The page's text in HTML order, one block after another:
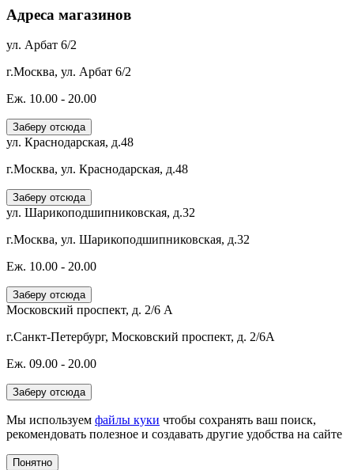
Адреса магазинов
ул. Арбат 6/2
г.Москва, ул. Арбат 6/2
Еж. 10.00 - 20.00
Заберу отсюда
ул. Краснодарская, д.48
г.Москва, ул. Краснодарская, д.48
Заберу отсюда
ул. Шарикоподшипниковская, д.32
г.Москва, ул. Шарикоподшипниковская, д.32
Еж. 10.00 - 20.00
Заберу отсюда
Московский проспект, д. 2/6 А
г.Санкт-Петербург, Московский проспект, д. 2/6А
Еж. 09.00 - 20.00
Заберу отсюда
Мы используем файлы куки чтобы сохранять ваш поиск,
рекомендовать полезное и создавать другие удобства на сайте
Понятно